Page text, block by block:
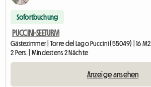
Sofortbuchung
PUCCINI-SEETURM
Gästezimmer | Torre del Lago Puccini (55049) | 16 M2
2 Pers. | Mindestens 2 Nächte
Anzeige ansehen